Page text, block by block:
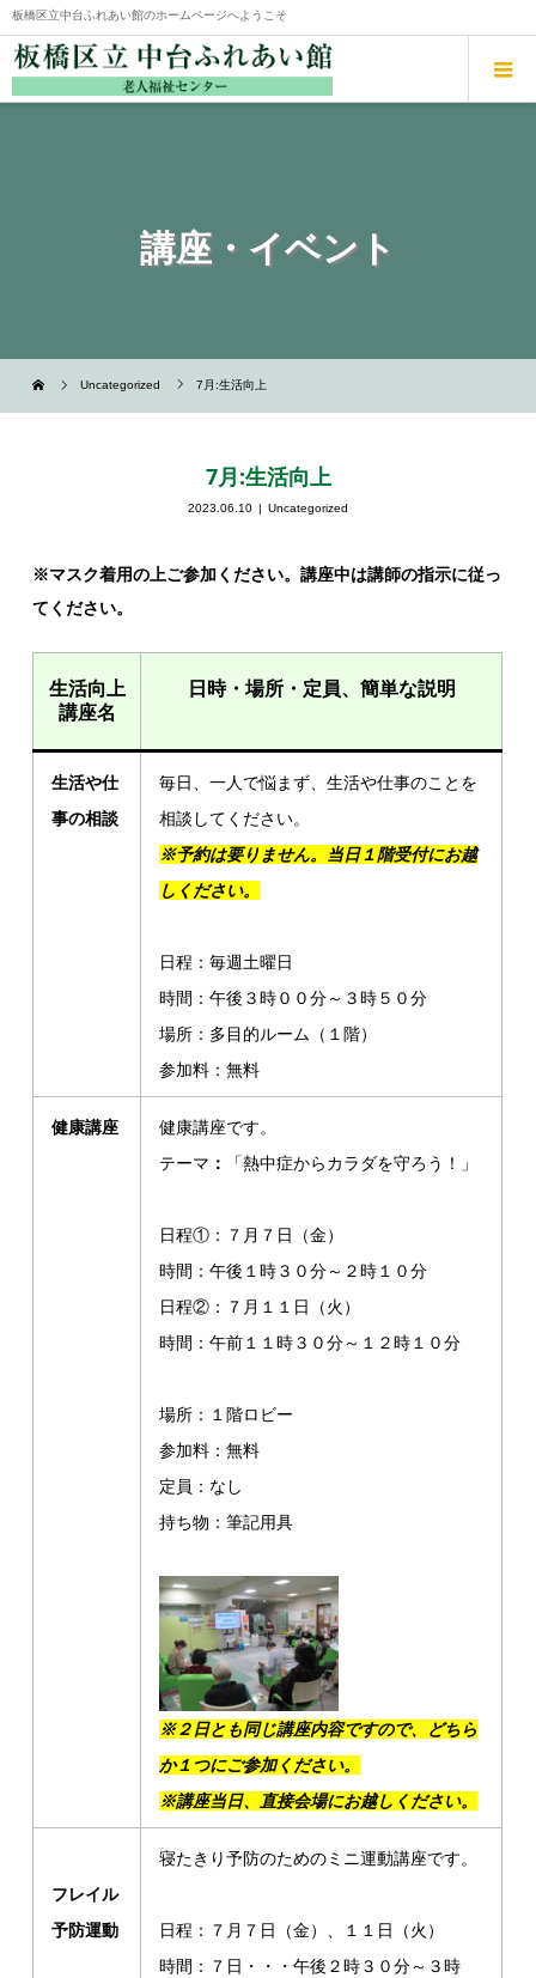
板橋区立中台ふれあい館のホームページへようこそ
講座・イベント
Uncategorized 7月:生活向上
7月:生活向上
2023.06.10 Uncategorized
※マスク着用の上ご参加ください。講座中は講師の指示に従っ
てください。
生活向上
講座名
日時・場所・定員、簡単な説明
生活や仕
事の相談
毎日、一人で悩まず、生活や仕事のことを
相談してください。
※予約は要りません。当日１階受付にお越
しください。
日程：毎週土曜日
時間：午後３時００分～３時５０分
場所：多目的ルーム（１階）
参加料：無料
健康講座
健康講座です。
テーマ ： 「熱中症からカラダを守ろう！」
日程①：７月７日（金）
時間：午後１時３０分～２時１０分
日程②：７月１１日（火）
時間：午前１１時３０分～１２時１０分
場所：１階ロビー
参加料：無料
定員：なし
持ち物：筆記用具
※２日とも同じ講座内容ですので、どちら
か１つにご参加ください。
※講座当日、直接会場にお越しください。
フレイル
予防運動
寝たきり予防のためのミニ運動講座です。
日程：７月７日（金）、１１日（火）
時間：７日・・・午後２時３０分～３時